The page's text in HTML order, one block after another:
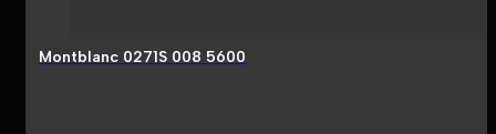
Montblanc 0271S 008 5600